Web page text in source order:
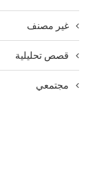
غير مصنف
قصص تحليلية
مجتمعي